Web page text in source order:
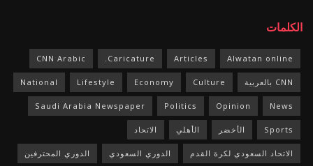
الكلمات
Alwatan online
Articles
Caricature.
CNN Arabic
CNN بالعربية Culture
Economy
Lifestyle
National
News
Opinion
Politics
Saudi Arabia Newspaper
Sports الأخضر الأهلي الاتحاد
الاتحاد السعودي لكرة القدم الدوري السعودي الدوري المحترفين